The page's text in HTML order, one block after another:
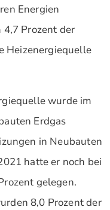
Energien
Prozent der
Heizenergiequelle
wurde im
Erdgas
in Neubauten
hatte er noch bei
gelegen.
8,0 Prozent der